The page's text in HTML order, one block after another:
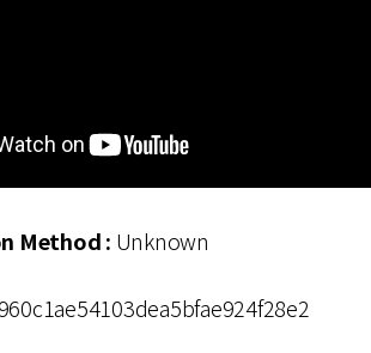
Method : Unknown